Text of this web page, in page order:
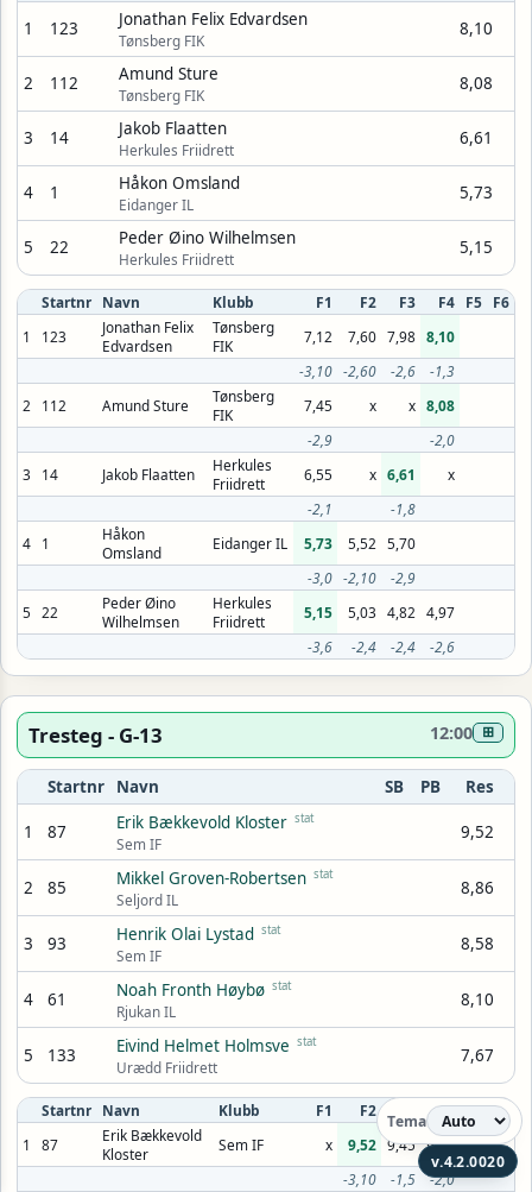
1 123 Jonathan Felix Edvardsen
Tønsberg FIK
8,10
2 112 Amund Sture
Tønsberg FIK
8,08
3 14 Jakob Flaatten
Herkules Friidrett
6,61
4 1 Håkon Omsland
Eidanger IL
5,73
5 22 Peder Øino Wilhelmsen
Herkules Friidrett
5,15
Startnr Navn Klubb F1 F2 F3 F4 F5
F6
1
123
Jonathan Felix
Edvardsen
Tønsberg
FIK
7,12 7,60 7,98 8,10
-3,10 -2,60 -2,6
-1,3
2
112 Amund Sture
Tønsberg
FIK
7,45 x x 8,08
-2,9
-2,0
3
14 Jakob Flaatten
Herkules
Friidrett
6,55 x 6,61
x
-2,1
-1,8
4
1
Håkon
Omsland
Eidanger IL 5,73 5,52 5,70
-3,0 -2,10
-2,9
5
22
Peder Øino
Wilhelmsen
Herkules
Friidrett
5,15 5,03 4,82 4,97
-3,6
-2,4 -2,4 -2,6
Tresteg - G-13 12:00 ⊞
Startnr Navn SB PB Res
1 87 Erik Bækkevold Kloster stat
Sem IF
9,52
2 85 Mikkel Groven-Robertsen stat
Seljord IL
8,86
3 93 Henrik Olai Lystad stat
Sem IF
8,58
4 61 Noah Fronth Høybø stat
Rjukan IL
8,10
5 133 Eivind Helmet Holmsve stat
Urædd Friidrett
7,67
Startnr Navn Klubb F1 F2 F4 F5 F6
1
87
Erik Bækkevold
Kloster
Sem IF x 9,52 9,45 9,37
-3,10
-1,5 -2,0
v.4.2.0020
Tema